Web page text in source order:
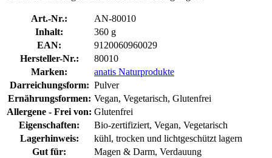
Art.-Nr.:
AN-80010
Inhalt:
360 g
EAN:
9120060960029
Hersteller-Nr.:
80010
Marken:
anatis Naturprodukte
Darreichungsform: Pulver
Ernährungsformen: Vegan, Vegetarisch, Glutenfrei
Allergene - Frei von: Glutenfrei
Eigenschaften:
Bio-zertifiziert, Vegan, Vegetarisch
Lagerhinweis:
kühl, trocken und lichtgeschützt lagern
Gut für:
Magen & Darm, Verdauung